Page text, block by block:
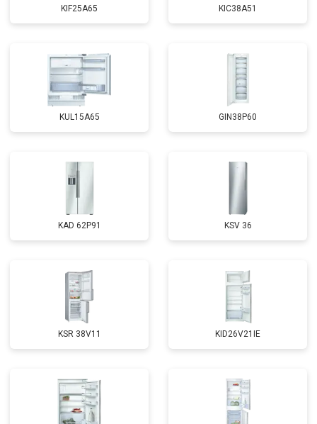
KIF25A65 KIC38A51
KUL15A65 GIN38P60
KAD 62P91 KSV 36
KSR 38V11 KID26V21IE